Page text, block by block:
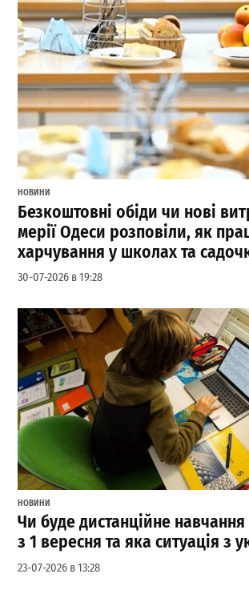
НОВИНИ
Безкоштовні обіди чи нові
мерії Одеси розповіли, як
харчування у школах та
30-07-2026 в 19:28
НОВИНИ
Чи буде дистанційне
з 1 вересня та яка ситуація з
23-07-2026 в 13:28